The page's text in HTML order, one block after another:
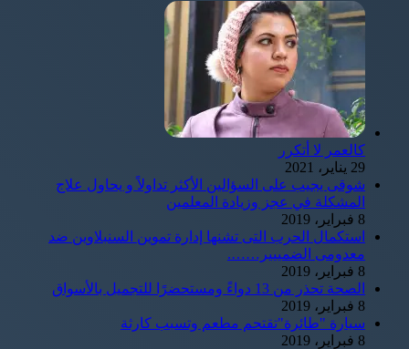
كالعمر لا أتكرر
29 يناير، 2021
شوقى يجيب على السؤالين الأكثر تداولاً و يحاول علاج
المشكلة في عجز وزيادة المعلمين
8 فبراير، 2019
استكمال الحرب التى تشنها إدارة تموين السنبلاوين ضد
معدومى الضمييير…….
8 فبراير، 2019
الصحة تحذر من 13 دواءً ومستحضرًا للتجميل بالأسواق
8 فبراير، 2019
سيارة "طائرة"تقتحم مطعم وتسبب كارثة
8 فبراير، 2019